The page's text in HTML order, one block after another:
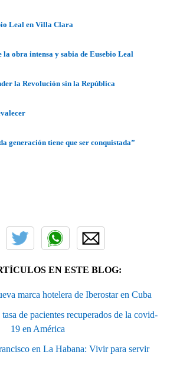
Leal en Villa Clara
la obra intensa y sabia de Eusebio Leal
la Revolución sin la República
generación tiene que ser conquistada”
EN ESTE BLOG:
marca hotelera de Iberostar en Cuba
de pacientes recuperados de la covid-
19 en América
en La Habana: Vivir para servir